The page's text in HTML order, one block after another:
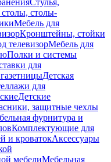
Стулья,
столы-
Мебель для
Кронштейны, стойки
телевизорМебель для
Полки и системы
для
Детская
для
Детские
защитные чехлы
фурнитура и
Комплектующие для
и кроватокАксессуары
мебелиМебельная